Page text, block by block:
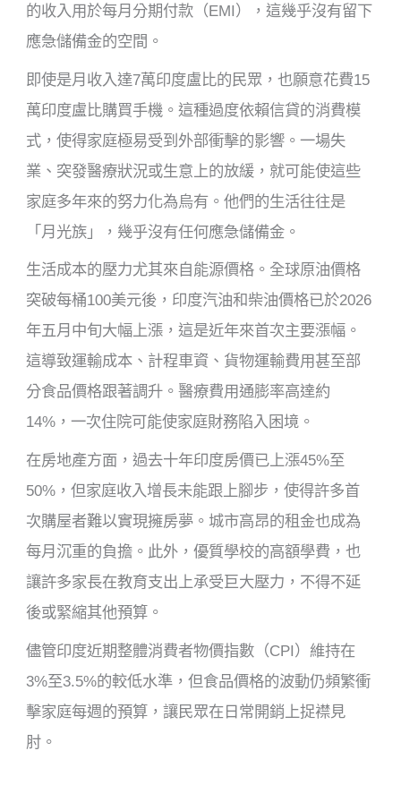
的收入用於每月分期付款（EMI），這幾乎沒有留下
應急儲備金的空間。
即使是月收入達7萬印度盧比的民眾，也願意花費15
萬印度盧比購買手機。這種過度依賴信貸的消費模
式，使得家庭極易受到外部衝擊的影響。一場失
業、突發醫療狀況或生意上的放緩，就可能使這些
家庭多年來的努力化為烏有。他們的生活往往是
「月光族」，幾乎沒有任何應急儲備金。
生活成本的壓力尤其來自能源價格。全球原油價格
突破每桶100美元後，印度汽油和柴油價格已於2026
年五月中旬大幅上漲，這是近年來首次主要漲幅。
這導致運輸成本、計程車資、貨物運輸費用甚至部
分食品價格跟著調升。醫療費用通膨率高達約
14%，一次住院可能使家庭財務陷入困境。
在房地產方面，過去十年印度房價已上漲45%至
50%，但家庭收入增長未能跟上腳步，使得許多首
次購屋者難以實現擁房夢。城市高昂的租金也成為
每月沉重的負擔。此外，優質學校的高額學費，也
讓許多家長在教育支出上承受巨大壓力，不得不延
後或緊縮其他預算。
儘管印度近期整體消費者物價指數（CPI）維持在
3%至3.5%的較低水準，但食品價格的波動仍頻繁衝
擊家庭每週的預算，讓民眾在日常開銷上捉襟見
肘。